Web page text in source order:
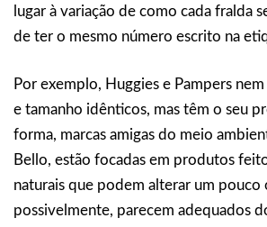
lugar à variação de como cada fralda
de ter o mesmo número escrito na
Por exemplo, Huggies e Pampers
e tamanho idênticos, mas têm o seu
forma, marcas amigas do meio
Bello, estão focadas em produtos
naturais que podem alterar um pouco
possivelmente, parecem adequados